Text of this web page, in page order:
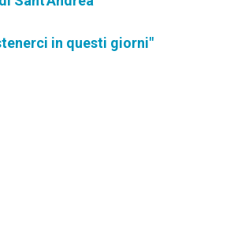
in questi giorni"